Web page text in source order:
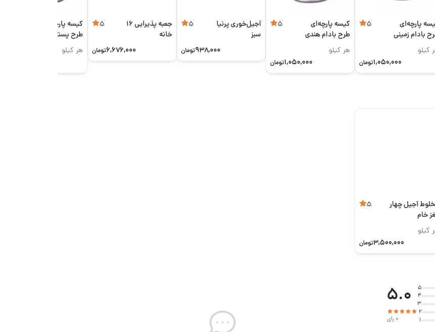
پارچه‌ای
بادام زمینی
5
کیلو
1,050,000تومان
کیسه پارچه‌ای
طرح بادام هندی
5
هر کیلو
1,050,000تومان
آجیل‌خوری پرنیا
سبز
5
938,000تومان
جعبه پذیرایی 16
خانه
5
6,676,000تومان
کیسه پارچه‌ای
طرح پسته
هر کیلو
آجیل چهار
خام
5
کیلو
3,500,000تومان
5
4
3
2
1
5.0
0 رای